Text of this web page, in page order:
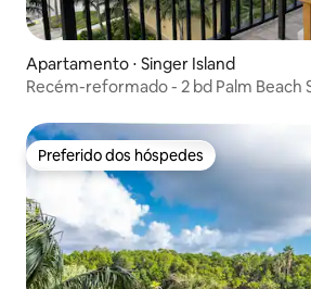
Apartamento ⋅ Singer Island
Recém-reformado - 2 bd Palm Beach
Preferido dos hóspedes
Preferido dos hóspedes